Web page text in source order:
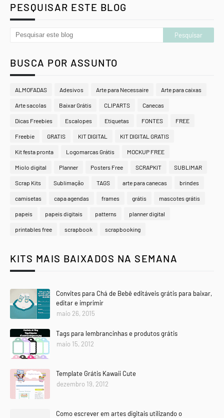
PESQUISAR ESTE BLOG
BUSCA POR ASSUNTO
ALMOFADAS Adesivos Arte para Necessaire Arte para caixas
Arte sacolas Baixar Grátis CLIPARTS Canecas
Dicas Freebies Escalopes Etiquetas FONTES FREE
Freebie GRATIS KIT DIGITAL KIT DIGITAL GRATIS
Kit festa pronta Logomarcas Grátis MOCKUP FREE
Miolo digital Planner Posters Free SCRAPKIT SUBLIMAR
Scrap Kits Sublimação TAGS arte para canecas brindes
camisetas capa agendas frames grátis mascotes grátis
papeis papeis digitais patterns planner digital
printables free scrapbook scrapbooking
KITS MAIS BAIXADOS NA SEMANA
Convites para Chá de Bebê editáveis grátis para baixar,
editar e imprimir
maio 26, 2015
Tags para lembrancinhas e produtos grátis
maio 15, 2012
Template Grátis Kawaii Cute
dezembro 19, 2012
Como escrever em artes digitais utilizando o